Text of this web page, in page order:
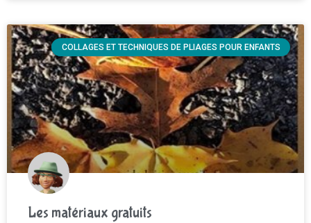
COLLAGES ET TECHNIQUES DE PLIAGES POUR ENFANTS
Les matériaux gratuits